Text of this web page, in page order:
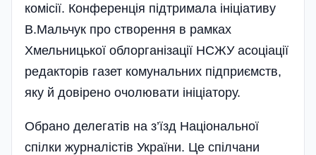
комісії. Конференція підтримала ініціативу
В.Мальчук про створення в рамках
Хмельницької облорганізації НСЖУ асоціації
редакторів газет комунальних підприємств,
яку й довірено очолювати ініціатору.
Обрано делегатів на з’їзд Національної
спілки журналістів України. Це спілчани